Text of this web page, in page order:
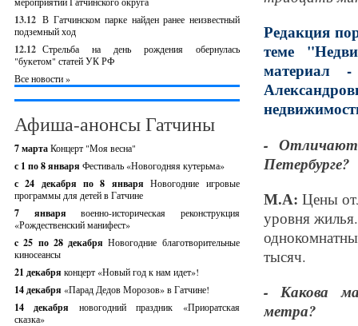
13.12 В Гатчинском парке найден ранее неизвестный
подземный ход
12.12 Стрельба на день рождения обернулась
"букетом" статей УК РФ
Все новости »
Афиша-анонсы Гатчины
7 мартаКонцерт "Моя весна"
с 1 по 8 января Фестиваль «Новогодняя кутерьма»
с 24 декабря по 8 январяНовогодние игровые
программы для детей в Гатчине
7 январявоенно-историческая реконструкция
«Рождественский манифест»
c 25 по 28 декабряНовогодние благотворительные
киносеансы
21 декабря концерт «Новый год к нам идет»!
14 декабря «Парад Дедов Морозов» в Гатчине!
14 декабря новогодний праздник «Приоратская
сказка»
Редакция
теме
материал
-
Петербурге?
М.А: Цены
уровня
тысяч.
- Какова
метра?